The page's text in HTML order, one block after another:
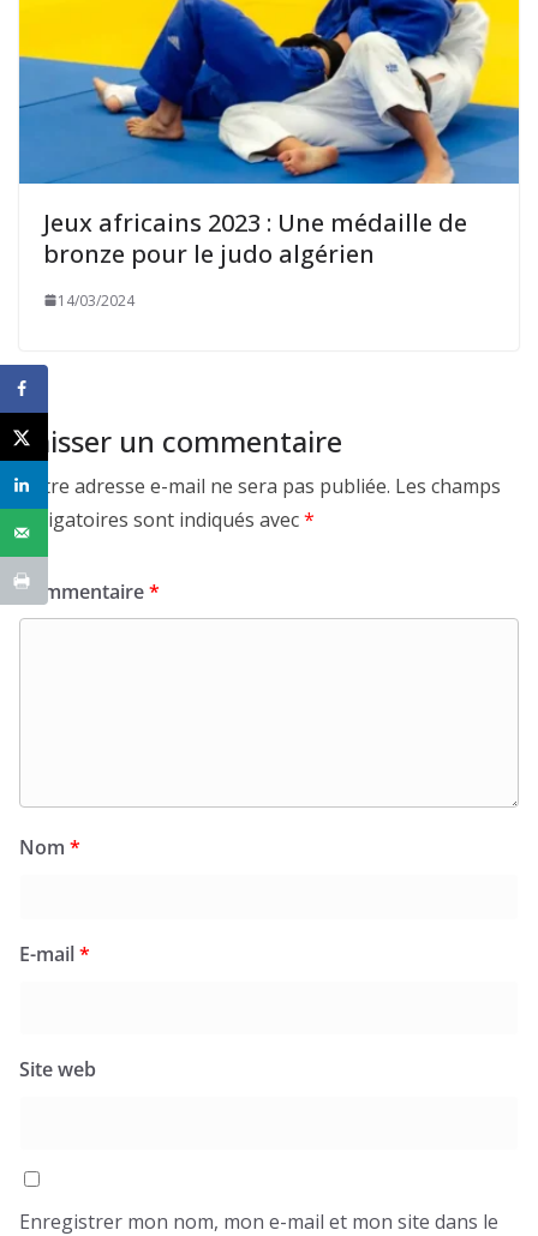
Jeux africains 2023 : Une médaille de
bronze pour le judo algérien
14/03/2024
Laisser un commentaire
Votre adresse e-mail ne sera pas publiée. Les champs
obligatoires sont indiqués avec*
Commentaire*
Nom *
E-mail*
Site web
Enregistrer mon nom, mon e-mail et mon site dans le